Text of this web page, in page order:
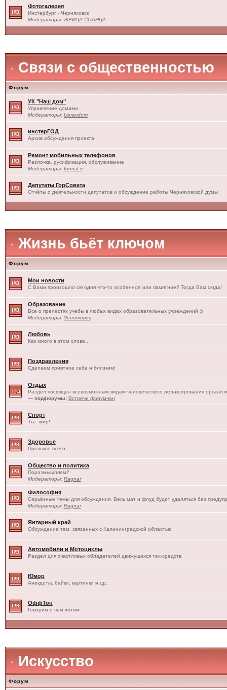
Фотогалерея
Инстербург - Черняховск
Модераторы: ЖРИЦА СОЛНЦА
Связи с общественностью
Форум
УК "Наш дом"
Управление домами
Модераторы: Upravdom
инстерГОД
Архив обсуждения проекта
Ремонт мобильных телефонов
Разлочка, русификация, обслуживание
Модераторы: format:c
Депутаты ГорСовета
Отчёты о деятельности депутатов и обсуждение работы Черняховской думы
Жизнь бьёт ключом
Форум
Мои новости
С Вами произошло сегодня что-то особенное или памятное? Тогда Вам сюда!
Образование
Все о прелестях учебы в любых видах образовательных учреждений :)
Модераторы: Зенитовец
Любовь
Как много в этом слове...
Поздравления
Сделаем приятное себе и близким!
Отдых
Раздел посвящен всевозможным видам человеческого релаксирования
— подфорумы: Встречи форумчан
Спорт
Ты - мир!
Здоровье
Превыше всего
Общество и политика
Поразмышляем?
Модераторы: Ragnar
Философия
Серьёзные темы для обсуждения. Весь мат и флуд будет удаляться без
Модераторы: Ragnar
Янтарный край
Обсуждение тем, связанных с Калининградской областью
Автомобили и Мотоциклы
Раздел для счастливых обладателей движущихся тех-средств
Юмор
Анекдоты, байки, картинки и др.
ОффТоп
Говорим о чем хотим
Искусство
Форум